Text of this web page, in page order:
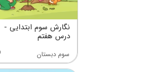
نگارش سوم ابتدایی -
درس هفتم
سوم دبستان